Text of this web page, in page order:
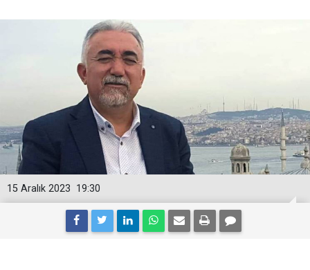
19:30
15 Aralık 2023